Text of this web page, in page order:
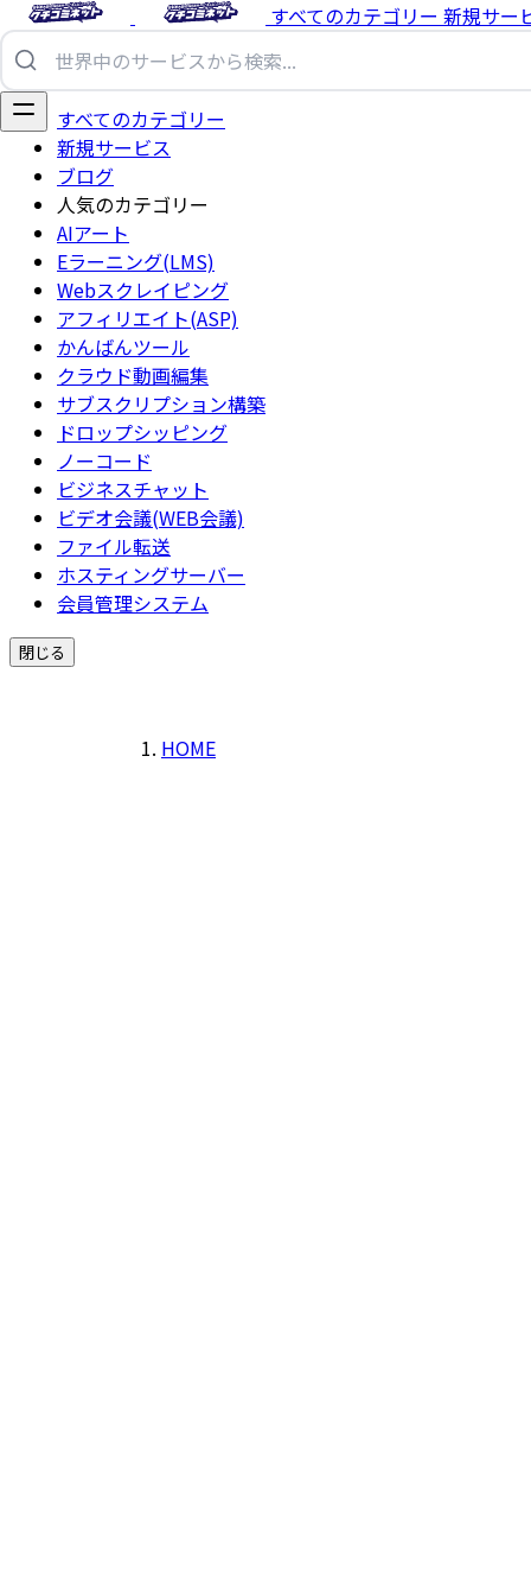
すべてのカテゴリー 新規サー
すべてのカテゴリー
新規サービス
ブログ
人気のカテゴリー
AIアート
Eラーニング(LMS)
Webスクレイピング
アフィリエイト(ASP)
かんばんツール
クラウド動画編集
サブスクリプション構築
ドロップシッピング
ノーコード
ビジネスチャット
ビデオ会議(WEB会議)
ファイル転送
ホスティングサーバー
会員管理システム
閉じる
HOME